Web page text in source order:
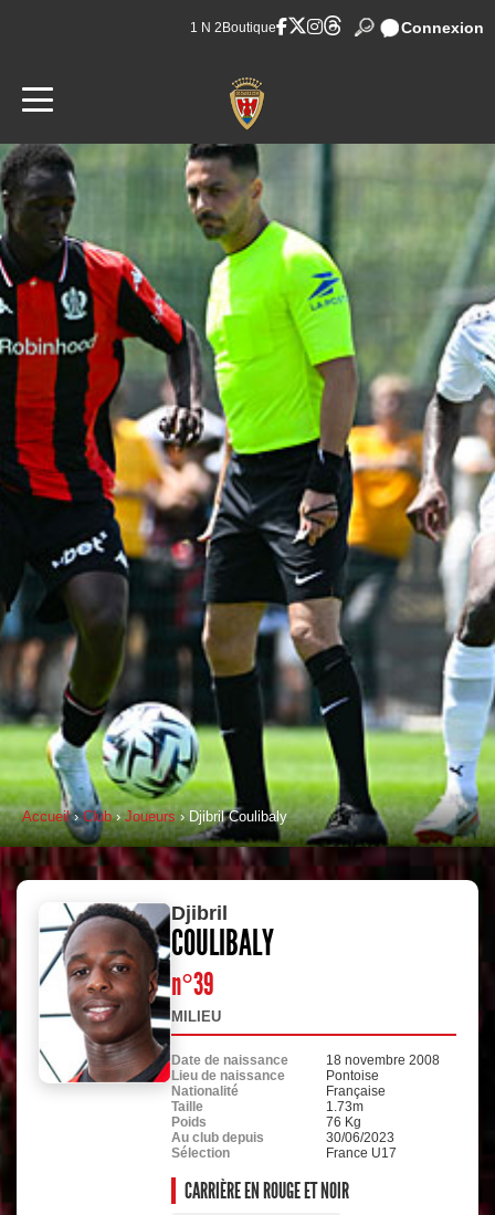
1 N 2 Boutique Connexion
Accueil›Club›Joueurs› Djibril Coulibaly
Djibril
COULIBALY
n°39
MILIEU
Date de naissance
18 novembre 2008
Lieu de naissance
Pontoise
Nationalité
Française
Taille
1.73m
Poids
76 Kg
Au club depuis
30/06/2023
Sélection
France U17
CARRIÈRE EN ROUGE ET NOIR